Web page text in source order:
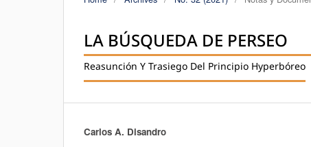
LA BÚSQUEDA DE PERSEO
Reasunción Y Trasiego Del Principio Hyperbóreo
Authors
Carlos A. Disandro